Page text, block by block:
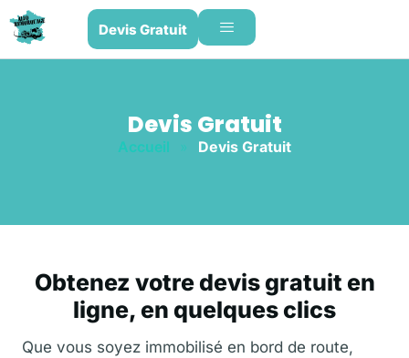
Devis Gratuit
Devis Gratuit
Accueil » Devis Gratuit
Obtenez votre devis gratuit en
ligne, en quelques clics
Que vous soyez immobilisé en bord de route,